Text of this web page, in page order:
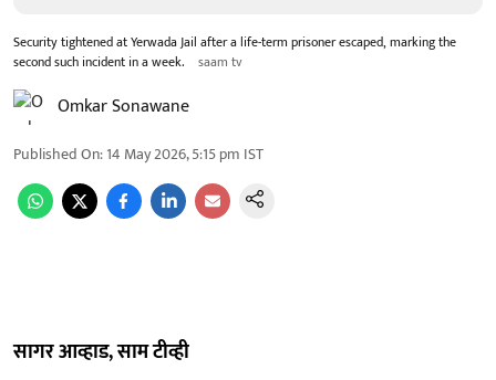
Security tightened at Yerwada Jail after a life-term prisoner escaped, marking the
second such incident in a week.
saam tv
Omkar Sonawane
Published On:14 May 2026, 5:15 pm IST
सागर आव्हाड, साम टीव्ही